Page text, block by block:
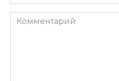
Комментарий